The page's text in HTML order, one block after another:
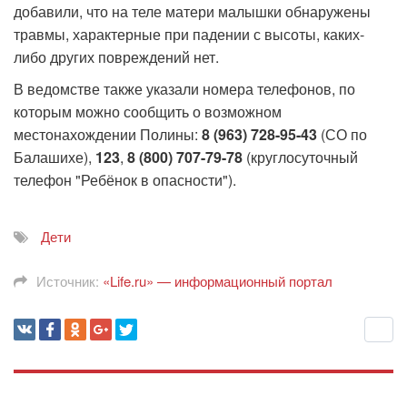
добавили, что на теле матери малышки обнаружены
травмы, характерные при падении с высоты, каких-
либо других повреждений нет.
В ведомстве также указали номера телефонов, по
которым можно сообщить о возможном
местонахождении Полины: 8 (963) 728-95-43 (СО по
Балашихе), 123, 8 (800) 707-79-78 (круглосуточный
телефон "Ребёнок в опасности").
Дети
Источник: «Life.ru» — информационный портал